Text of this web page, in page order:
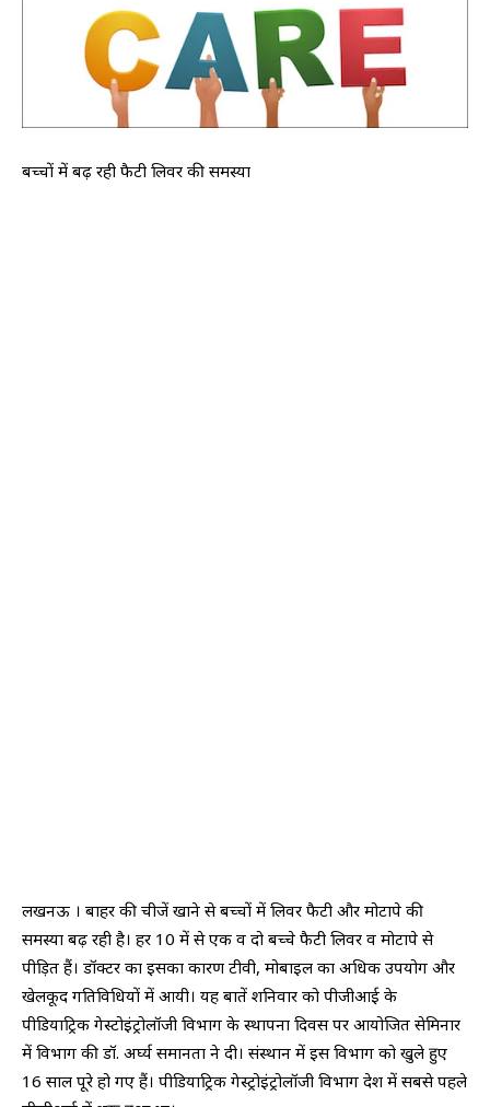
बच्चों में बढ़ रही फैटी लिवर की समस्या
लखनऊ । बाहर की चीजें खाने से बच्चों में लिवर फैटी और मोटापे की
समस्या बढ़ रही है। हर 10 में से एक व दो बच्चे फैटी लिवर व मोटापे से
पीड़ित हैं। डॉक्टर का इसका कारण टीवी, मोबाइल का अधिक उपयोग और
खेलकूद गतिविधियों में आयी। यह बातें शनिवार को पीजीआई के
पीडियाट्रिक गेस्टोइंट्रोलॉजी विभाग के स्थापना दिवस पर आयोजित सेमिनार
में विभाग की डॉ. अर्घ्य समानता ने दी। संस्थान में इस विभाग को खुले हुए
16 साल पूरे हो गए हैं। पीडियाट्रिक गेस्ट्रोइंट्रोलॉजी विभाग देश में सबसे पहले